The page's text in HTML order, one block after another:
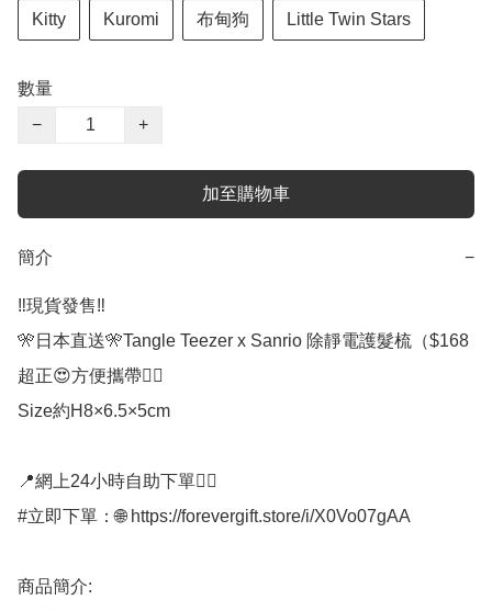
Kitty Kuromi 布甸狗 Little Twin Stars
數量
−
+
加至購物車
簡介 −
‼️現貨發售‼️
🎌日本直送🎌Tangle Teezer x Sanrio 除靜電護髮梳（$168
超正😍方便攜帶👍🏻
Size約H8×6.5×5cm
📍網上24小時自助下單👍🏻
#立即下單：🌐 https://forevergift.store/i/X0Vo07gAA
商品簡介: